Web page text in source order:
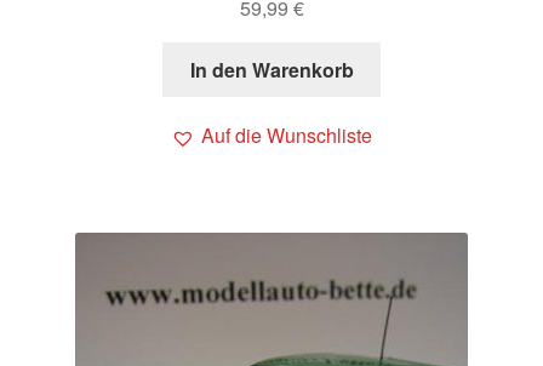
59,99 €
In den Warenkorb
Auf die Wunschliste